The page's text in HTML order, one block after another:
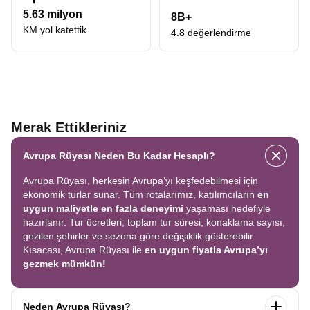
5.63 milyon
KM yol katettik.
8B+
4.8 değerlendirme
Merak Ettikleriniz
Avrupa Rüyası Neden Bu Kadar Hesaplı?
Avrupa Rüyası, herkesin Avrupa’yı keşfedebilmesi için
ekonomik turlar sunar. Tüm rotalarımız, katılımcıların en
uygun maliyetle en fazla deneyimi yaşaması hedefiyle
hazırlanır. Tur ücretleri; toplam tur süresi, konaklama sayısı,
gezilen şehirler ve sezona göre değişiklik gösterebilir.
Kısacası, Avrupa Rüyası ile en uygun fiyatla Avrupa’yı
gezmek mümkün!
Neden Avrupa Rüyası?